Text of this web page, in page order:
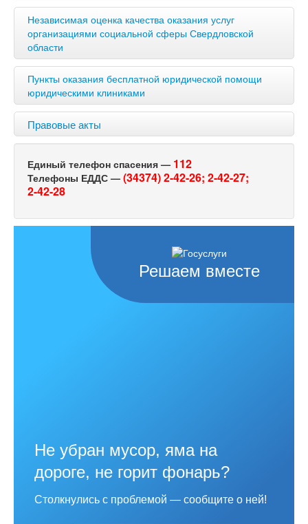
Независимая оценка качества оказания услуг
организациями социальной сферы Свердловской
области
Пункты оказания бесплатной юридической помощи
юридическими клиниками
Правовые акты
Единый телефон спасения — 112
Телефоны ЕДДС — (34374) 2-42-26; 2-42-27;
2-42-28
Решаем вместе
Не убран мусор, яма на
дороге, не горит фонарь?
Столкнулись с проблемой — сообщите о ней!